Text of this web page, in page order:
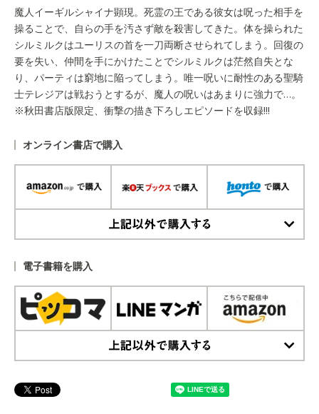
魔人イーギルシャイナ顕現。死霊の王である彼女は呪った相手を
操ることで、自らの手を汚さず敵を殺害してきた。体を操られた
シルミルクはユーリスの首を一刀両断させられてしまう。回復の
要を失い、仲間を手にかけたことでシルミルクは茫然自失とな
り、パーティは窮地に陥ってしまう。唯一呪いに耐性のある聖騎
士テレジアは戦おうとするが、魔人の呪いはあまりに強力で…。
※秋田書店版限定、衝撃の描き下ろしエピソードを収録!!!
オンライン書店で購入
電子書籍を購入